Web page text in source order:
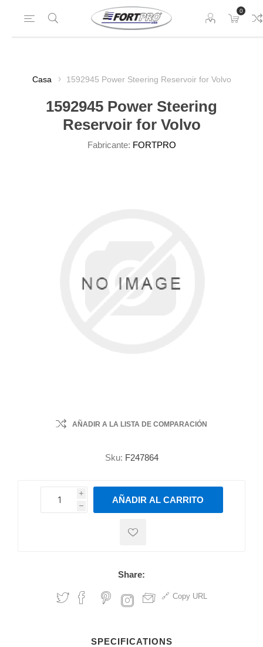
0
Casa 1592945 Power Steering Reservoir for Volvo
1592945 Power Steering
Reservoir for Volvo
Fabricante: FORTPRO
AÑADIR A LA LISTA DE COMPARACIÓN
Sku: F247864
i
h
h
AÑADIR AL CARRITO
Share:
Copy URL
SPECIFICATIONS